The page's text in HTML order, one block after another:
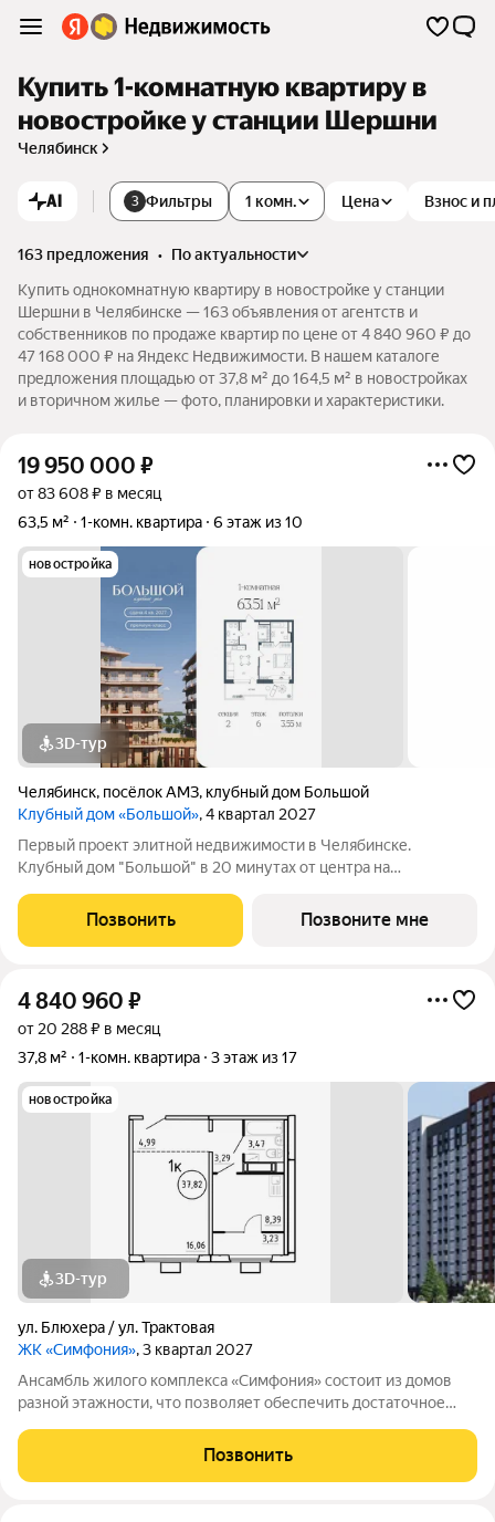
Купить 1-комнатную квартиру в
новостройке у станции Шершни
Челябинск
AI 3 Фильтры Цена Взнос и
1 комн.
163 предложения •
по актуальности
Купить однокомнатную квартиру в новостройке у станции
Шершни в Челябинске — 163 объявления от агентств и
собственников по продаже квартир по цене от 4 840 960 ₽ до
47 168 000 ₽ на Яндекс Недвижимости. В нашем каталоге
предложения площадью от 37,8 м² до 164,5 м² в новостройках
и вторичном жилье — фото, планировки и характеристики.
19 950 000 ₽
от 83 608 ₽ в месяц
63,5 м²
1-комн. квартира 6 этаж из 10
новостройка
3D-тур
Челябинск, посёлок АМЗ, клубный дом Большой
Клубный дом «Большой», 4 квартал 2027
Первый проект элитной недвижимости в Челябинске.
Клубный дом "Большой" в 20 минутах от центра на
это единственное место в городе, где открывается
потрясающий вид на Шершнёвское водохранилище.
Позвонить Позвоните мне
4 840 960 ₽
от 20 288 ₽ в месяц
37,8 м²
1-комн. квартира 3 этаж из 17
новостройка
3D-тур
ул. Блюхера / ул. Трактовая
ЖК «Симфония», 3 квартал 2027
Ансамбль жилого комплекса «Симфония» состоит из домов
разной этажности, что позволяет обеспечить достаточное
времени и предлагаем квартиры с уже готовой базовой
отделкой. Заезжайте и живите! ЖК
Позвонить